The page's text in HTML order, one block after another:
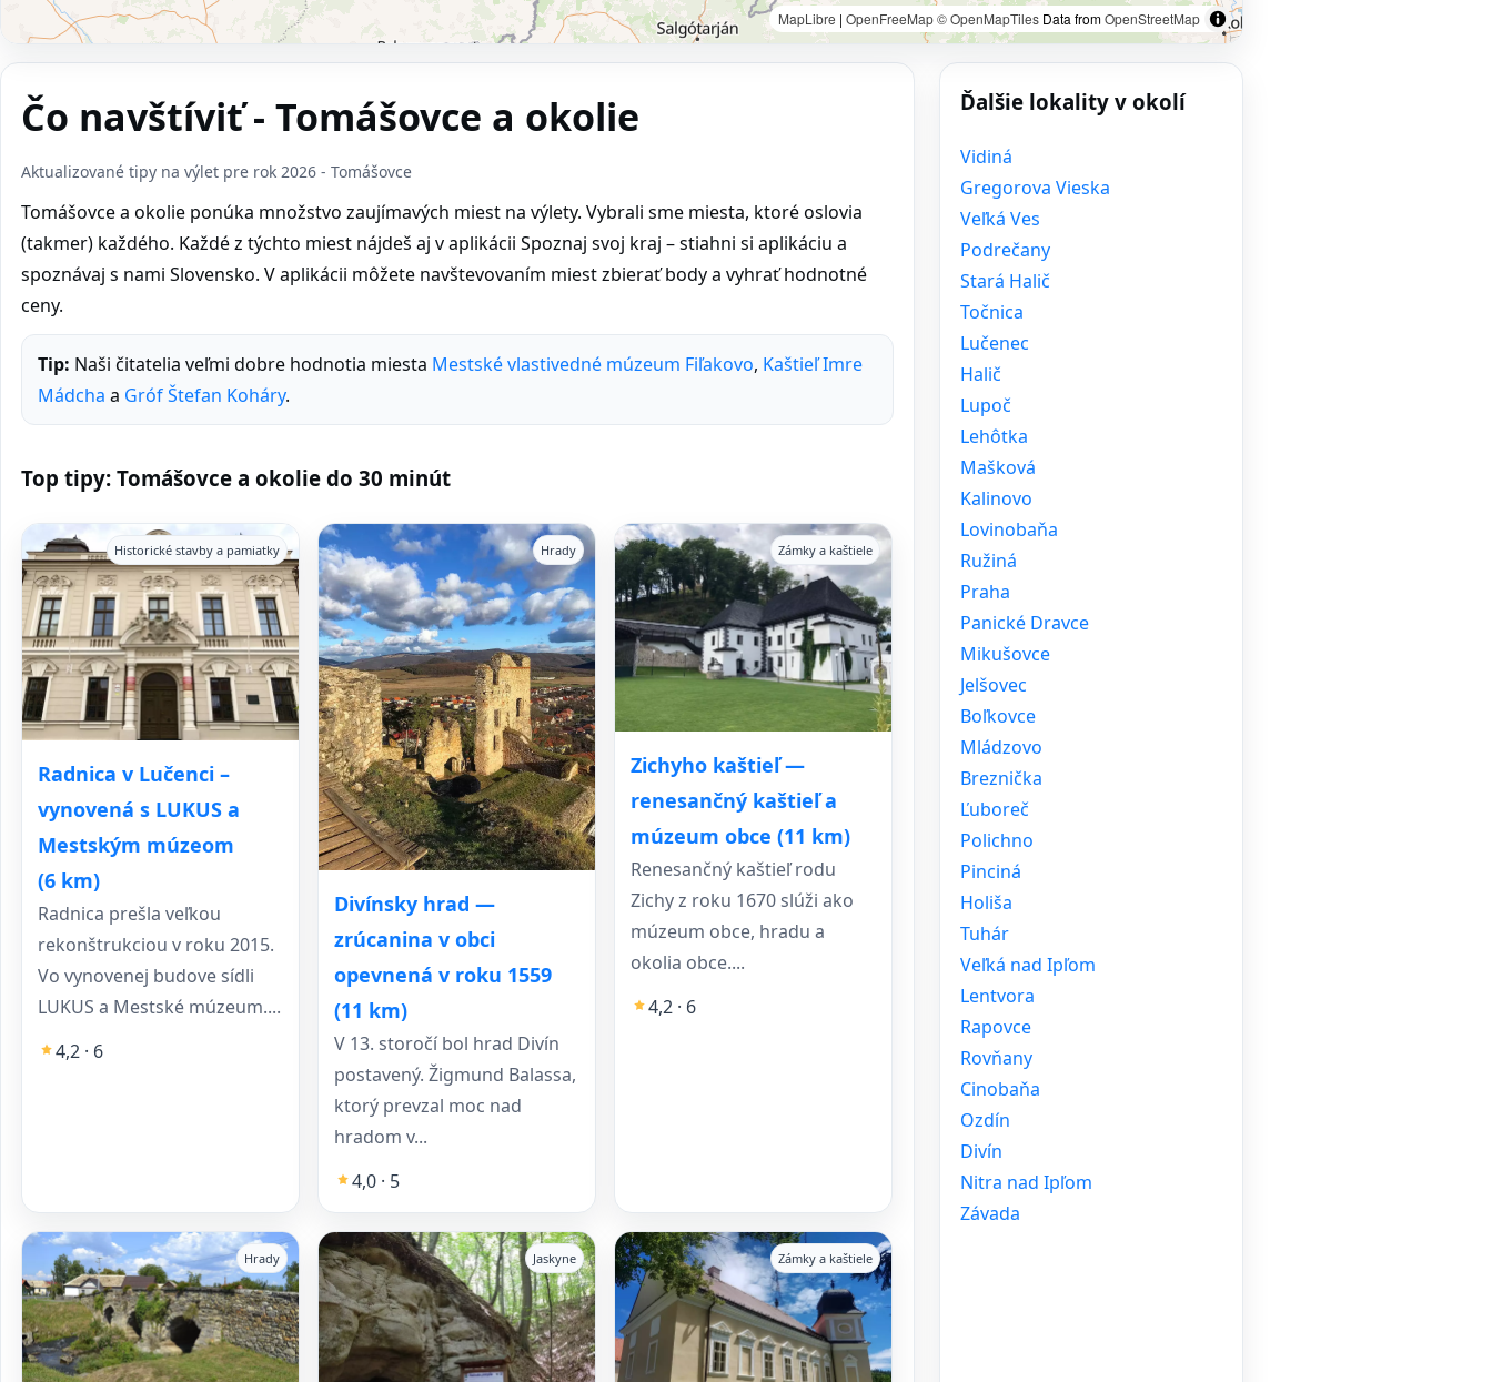
MapLibre | OpenFreeMap© OpenMapTiles Data fromOpenStreetMap
Čo navštíviť - Tomášovce a okolie
Aktualizované tipy na výlet pre rok 2026 - Tomášovce
Tomášovce a okolie ponúka množstvo zaujímavých miest na výlety. Vybrali sme miesta, ktoré oslovia
(takmer) každého. Každé z týchto miest nájdeš aj v aplikácii Spoznaj svoj kraj – stiahni si aplikáciu a
spoznávaj s nami Slovensko. V aplikácii môžete navštevovaním miest zbierať body a vyhrať hodnotné
ceny.
Tip: Naši čitatelia veľmi dobre hodnotia miesta Mestské vlastivedné múzeum Fiľakovo, Kaštieľ Imre
Mádcha a Gróf Štefan Koháry.
Top tipy: Tomášovce a okolie do 30 minút
Radnica v Lučenci –
vynovená s LUKUS a
Mestským múzeom
(6 km)
Historické stavby a pamiatky
Radnica prešla veľkou
rekonštrukciou v roku 2015.
Vo vynovenej budove sídli
LUKUS a Mestské múzeum....
4,2 · 6
Divínsky hrad —
zrúcanina v obci
opevnená v roku 1559
(11 km)
Hrady
V 13. storočí bol hrad Divín
postavený. Žigmund Balassa,
ktorý prevzal moc nad
hradom v...
4,0 · 5
Zichyho kaštieľ —
renesančný kaštieľ a
múzeum obce (11 km)
Zámky a kaštiele
Renesančný kaštieľ rodu
Zichy z roku 1670 slúži ako
múzeum obce, hradu a
okolia obce....
4,2 · 6
Hrady Jaskyne Zámky a kaštiele
Ďalšie lokality v okolí
Vidiná
Gregorova Vieska
Veľká Ves
Podrečany
Stará Halič
Točnica
Lučenec
Halič
Lupoč
Lehôtka
Mašková
Kalinovo
Lovinobaňa
Ružiná
Praha
Panické Dravce
Mikušovce
Jelšovec
Boľkovce
Mládzovo
Breznička
Ľuboreč
Polichno
Pinciná
Holiša
Tuhár
Veľká nad Ipľom
Lentvora
Rapovce
Rovňany
Cinobaňa
Ozdín
Divín
Nitra nad Ipľom
Závada